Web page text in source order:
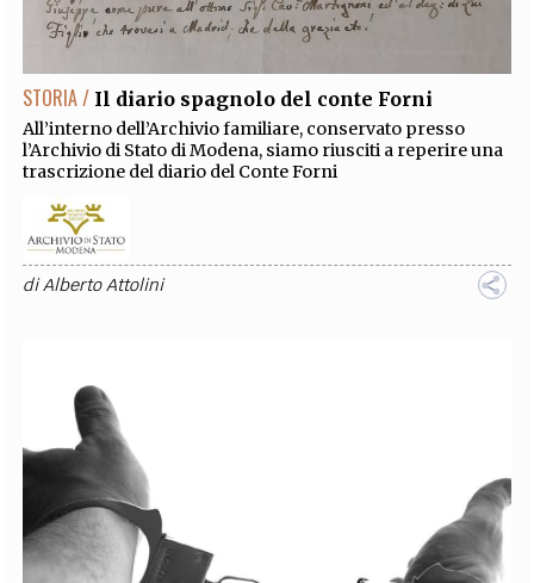
STORIA / Il diario spagnolo del conte Forni
All’interno dell’Archivio familiare, conservato presso
l’Archivio di Stato di Modena, siamo riusciti a reperire una
trascrizione del diario del Conte Forni
diAlberto Attolini